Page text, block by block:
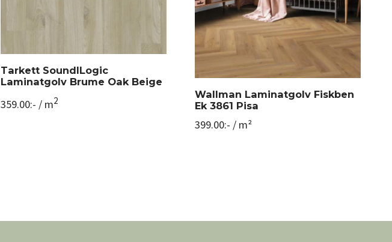
Tarkett SoundlLogic
Laminatgolv Brume Oak Beige
359.00:- / m2
Wallman Laminatgolv Fiskben
Ek 3861 Pisa
399.00:- / m²